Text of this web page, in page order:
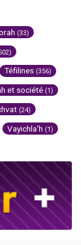
(33)
Téfilines (356)
et société (1)
(24)
Vayichla'h (1)